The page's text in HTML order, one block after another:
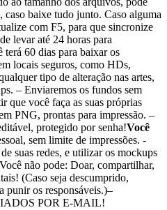
caso baixe tudo junto. Caso alguma
com F5, para que sincronize
levar até 24 horas para
60 dias para baixar os
locais seguros, como HDs,
tipo de alteração nas artes,
– Enviaremos os fundos sem
que você faça as suas próprias
PNG, prontas para impressão. –
protegido por senha!Você
sem limite de impressões. -
suas redes, e utilizar os mockups
não pode: Doar, compartilhar,
(Caso seja descumprido,
punir os responsáveis.)–
POR E-MAIL!